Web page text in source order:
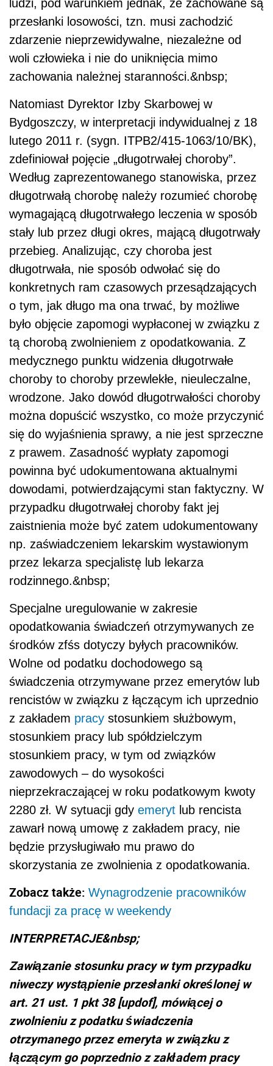
ludzi, pod warunkiem jednak, że zachowane są
przesłanki losowości, tzn. musi zachodzić
zdarzenie nieprzewidywalne, niezależne od
woli człowieka i nie do uniknięcia mimo
zachowania należnej staranności.&nbsp;
Natomiast Dyrektor Izby Skarbowej w
Bydgoszczy, w interpretacji indywidualnej z 18
lutego 2011 r. (sygn. ITPB2/415-1063/10/BK),
zdefiniował pojęcie „długotrwałej choroby”.
Według zaprezentowanego stanowiska, przez
długotrwałą chorobę należy rozumieć chorobę
wymagającą długotrwałego leczenia w sposób
stały lub przez długi okres, mającą długotrwały
przebieg. Analizując, czy choroba jest
długotrwała, nie sposób odwołać się do
konkretnych ram czasowych przesądzających
o tym, jak długo ma ona trwać, by możliwe
było objęcie zapomogi wypłaconej w związku z
tą chorobą zwolnieniem z opodatkowania. Z
medycznego punktu widzenia długotrwałe
choroby to choroby przewlekłe, nieuleczalne,
wrodzone. Jako dowód długotrwałości choroby
można dopuścić wszystko, co może przyczynić
się do wyjaśnienia sprawy, a nie jest sprzeczne
z prawem. Zasadność wypłaty zapomogi
powinna być udokumentowana aktualnymi
dowodami, potwierdzającymi stan faktyczny. W
przypadku długotrwałej choroby fakt jej
zaistnienia może być zatem udokumentowany
np. zaświadczeniem lekarskim wystawionym
przez lekarza specjalistę lub lekarza
rodzinnego.&nbsp;
Specjalne uregulowanie w zakresie
opodatkowania świadczeń otrzymywanych ze
środków zfśs dotyczy byłych pracowników.
Wolne od podatku dochodowego są
świadczenia otrzymywane przez emerytów lub
rencistów w związku z łączącym ich uprzednio
z zakładem pracy stosunkiem służbowym,
stosunkiem pracy lub spółdzielczym
stosunkiem pracy, w tym od związków
zawodowych – do wysokości
nieprzekraczającej w roku podatkowym kwoty
2280 zł. W sytuacji gdy emeryt lub rencista
zawarł nową umowę z zakładem pracy, nie
będzie przysługiwało mu prawo do
skorzystania ze zwolnienia z opodatkowania.
Zobacz także: Wynagrodzenie pracowników
fundacji za pracę w weekendy
INTERPRETACJE&nbsp;
Zawiązanie stosunku pracy w tym przypadku
niweczy wystąpienie przesłanki określonej w
art. 21 ust. 1 pkt 38 [updof], mówiącej o
zwolnieniu z podatku świadczenia
otrzymanego przez emeryta w związku z
łączącym go poprzednio z zakładem pracy